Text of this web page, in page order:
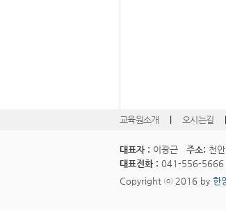
교육원소개 오시는길
대표자 : 이광근 주소: 천
대표전화 : 041-556-5666
Copyright ⓒ 2016 by 한